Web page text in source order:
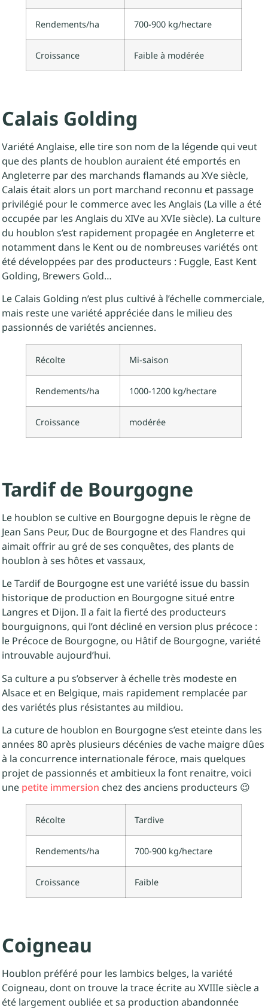
Rendements/ha 700-900 kg/hectare
Croissance Faible à modérée
Calais Golding
Variété Anglaise, elle tire son nom de la légende qui veut
que des plants de houblon auraient été emportés en
Angleterre par des marchands flamands au XVe siècle,
Calais était alors un port marchand reconnu et passage
privilégié pour le commerce avec les Anglais (La ville a été
occupée par les Anglais du XIVe au XVIe siècle). La culture
du houblon s’est rapidement propagée en Angleterre et
notamment dans le Kent ou de nombreuses variétés ont
été développées par des producteurs : Fuggle, East Kent
Golding, Brewers Gold…
Le Calais Golding n’est plus cultivé à l’échelle commerciale,
mais reste une variété appréciée dans le milieu des
passionnés de variétés anciennes.
Récolte Mi-saison
Rendements/ha 1000-1200 kg/hectare
Croissance modérée
Tardif de Bourgogne
Le houblon se cultive en Bourgogne depuis le règne de
Jean Sans Peur, Duc de Bourgogne et des Flandres qui
aimait offrir au gré de ses conquêtes, des plants de
houblon à ses hôtes et vassaux,
Le Tardif de Bourgogne est une variété issue du bassin
historique de production en Bourgogne situé entre
Langres et Dijon. Il a fait la fierté des producteurs
bourguignons, qui l’ont décliné en version plus précoce :
le Précoce de Bourgogne, ou Hâtif de Bourgogne, variété
introuvable aujourd’hui.
Sa culture a pu s’observer à échelle très modeste en
Alsace et en Belgique, mais rapidement remplacée par
des variétés plus résistantes au mildiou.
La cuture de houblon en Bourgogne s’est eteinte dans les
années 80 après plusieurs décénies de vache maigre dûes
à la concurrence internationale féroce, mais quelques
projet de passionnés et ambitieux la font renaitre, voici
une petite immersion chez des anciens producteurs 😉
Récolte Tardive
Rendements/ha 700-900 kg/hectare
Croissance Faible
Coigneau
Houblon préféré pour les lambics belges, la variété
Coigneau, dont on trouve la trace écrite au XVIIIe siècle a
été largement oubliée et sa production abandonnée